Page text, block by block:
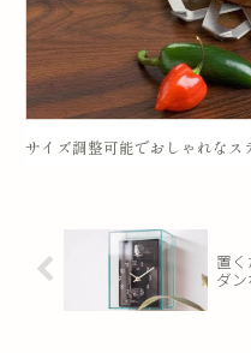
サイズ調整可能でおしゃれなス
置
ダ